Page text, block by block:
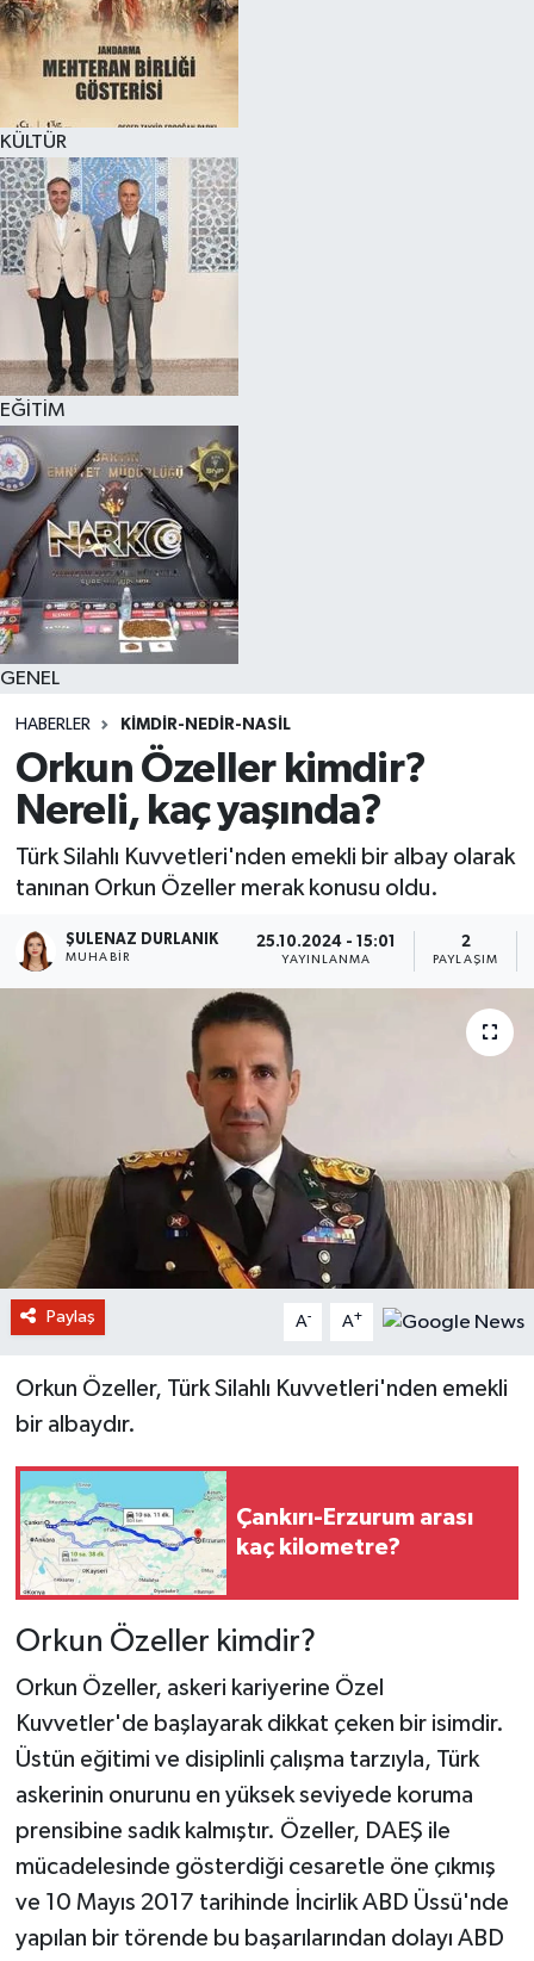
KÜLTÜR
EĞİTİM
GENEL
HABERLER KIMDIR-NEDIR-NASIL
Orkun Özeller kimdir?
Nereli, kaç yaşında?
Türk Silahlı Kuvvetleri'nden emekli bir albay olarak
tanınan Orkun Özeller merak konusu oldu.
ŞULENAZ DURLANIK
MUHABIR
25.10.2024 - 15:01
YAYINLANMA
2
PAYLAŞIM
Paylaş A- A+
Orkun Özeller, Türk Silahlı Kuvvetleri'nden emekli
bir albaydır.
Çankırı-Erzurum arası
kaç kilometre?
Orkun Özeller kimdir?
Orkun Özeller, askeri kariyerine Özel
Kuvvetler'de başlayarak dikkat çeken bir isimdir.
Üstün eğitimi ve disiplinli çalışma tarzıyla, Türk
askerinin onurunu en yüksek seviyede koruma
prensibine sadık kalmıştır. Özeller, DAEŞ ile
mücadelesinde gösterdiği cesaretle öne çıkmış
ve 10 Mayıs 2017 tarihinde İncirlik ABD Üssü'nde
yapılan bir törende bu başarılarından dolayı ABD
KÜLTÜR SANAT
MAGAZİN
SAĞLIK
SİYASET
SPOR
TEKNOLOJİ
VİZYONDAKİLER
YAŞAM